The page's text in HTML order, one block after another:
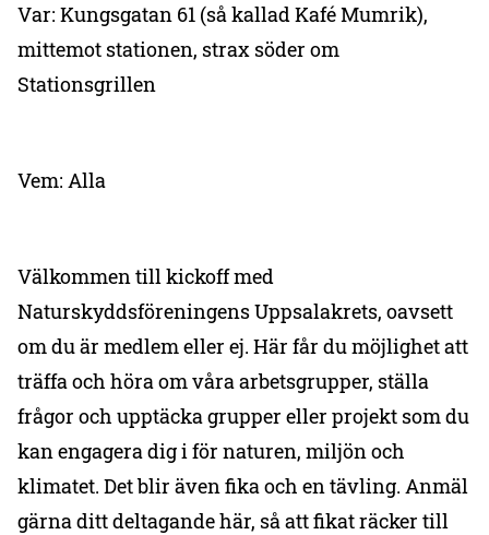
Var: Kungsgatan 61 (så kallad Kafé Mumrik),
mittemot stationen, strax söder om
Stationsgrillen
Vem: Alla
Välkommen till kickoff med
Naturskyddsföreningens Uppsalakrets, oavsett
om du är medlem eller ej. Här får du möjlighet att
träffa och höra om våra arbetsgrupper, ställa
frågor och upptäcka grupper eller projekt som du
kan engagera dig i för naturen, miljön och
klimatet. Det blir även fika och en tävling. Anmäl
gärna ditt deltagande här, så att fikat räcker till